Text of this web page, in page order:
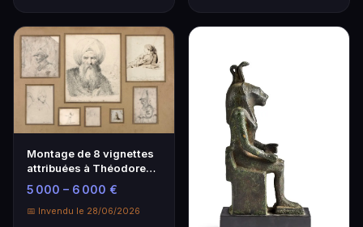
Montage de 8 vignettes
attribuées à Théodore
Géricault et autres
artistes
5 000 – 6 000 €
📅 Invendu le 28/06/2026